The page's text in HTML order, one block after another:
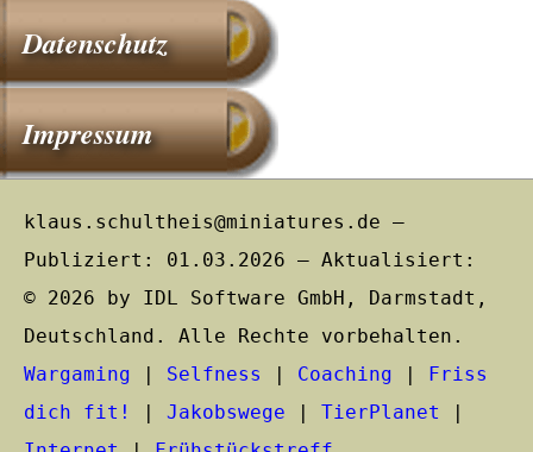
Datenschutz
Impressum
klaus.schultheis@miniatures.de –
Publiziert: 01.03.2026 – Aktualisiert:
© 2026 by IDL Software GmbH, Darmstadt,
Deutschland. Alle Rechte vorbehalten.
Wargaming | Selfness | Coaching | Friss
dich fit!
| Jakobswege | TierPlanet
|